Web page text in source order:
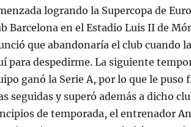
logrando la Supercopa de
Barcelona en el Estadio Luis II de
que abandonaría el club cuando
para despedirme. La siguiente
ganó la Serie A, por lo que le puso
seguidas y superó además a dicho
de temporada, el entrenador